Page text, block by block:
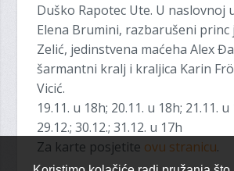
Duško Rapotec Ute. U naslovnoj
Elena Brumini, razbarušeni princ
Zelić, jedinstvena maćeha Alex
šarmantni kralj i kraljica Karin
Vicić.
19.11. u 18h; 20.11. u 18h; 21.11. u
29.12.; 30.12.; 31.12. u 17h
Za karte posjetite ovu stranicu.